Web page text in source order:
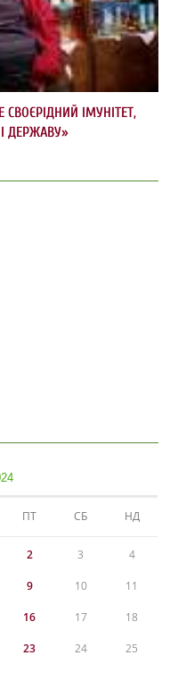
СВОЄРІДНИЙ ІМУНІТЕТ,
ДЕРЖАВУ»
ПТ СБ НД
2 3 4
9 10 11
16 17 18
23 24 25